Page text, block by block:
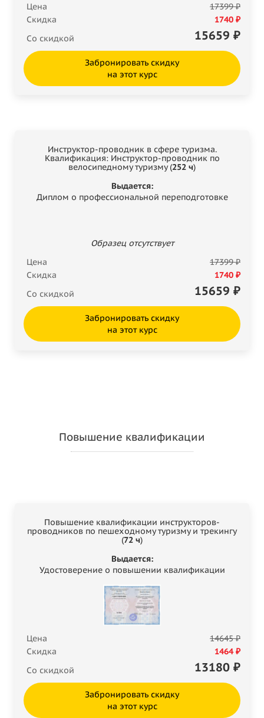
Цена
17399 ₽
Скидка
1740 ₽
Со скидкой
15659 ₽
Забронировать скидку
на этот курс
Инструктор-проводник в сфере туризма.
Квалификация: Инструктор-проводник по
велосипедному туризму (252 ч)
Выдается:
Диплом о профессиональной переподготовке
Образец отсутствует
Цена
17399 ₽
Скидка
1740 ₽
Со скидкой
15659 ₽
Забронировать скидку
на этот курс
Повышение квалификации
Повышение квалификации инструкторов-
проводников по пешеходному туризму и трекингу
(72 ч)
Выдается:
Удостоверение о повышении квалификации
Цена
14645 ₽
Скидка
1464 ₽
Со скидкой
13180 ₽
Забронировать скидку
на этот курс